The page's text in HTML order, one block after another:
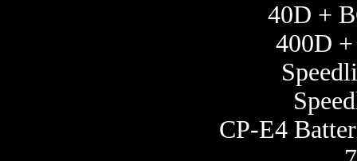
40D +
400D
CP-E4